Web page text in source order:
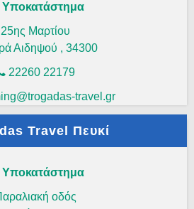
Υποκατάστημα
25ης Μαρτίου
Αιδηψού , 34300
22260 22179
travel.gr
Travel Πευκί
Υποκατάστημα
οδός